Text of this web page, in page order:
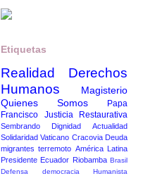
Etiquetas
Realidad
Derechos
Humanos
Magisterio
Quienes Somos
Papa
Francisco
Justicia Restaurativa
Sembrando Dignidad
Actualidad
Solidaridad Vaticano Cracovia Deuda
migrantes terremoto América Latina
Presidente Ecuador Riobamba Brasil
Defensa democracia
Humanista